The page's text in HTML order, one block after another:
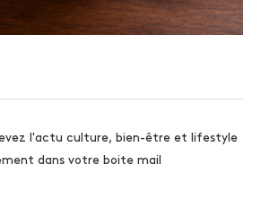
l'actu culture, bien-être et lifestyle
dans votre boite mail